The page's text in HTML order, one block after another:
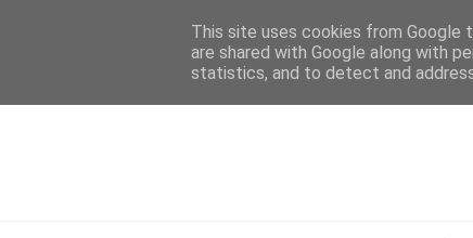
This site uses cookies from Google
are shared with Google along with
statistics, and to detect and